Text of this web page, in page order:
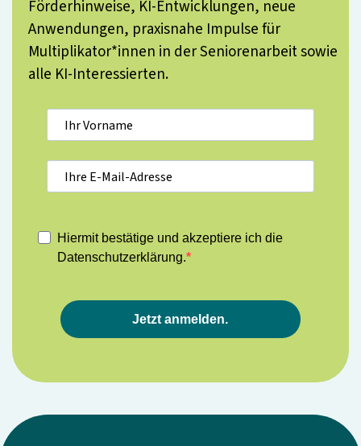
Förderhinweise, KI-Entwicklungen, neue
Anwendungen, praxisnahe Impulse für
Multiplikator*innen in der Seniorenarbeit sowie
alle KI-Interessierten.
Hiermit bestätige und akzeptiere ich die
Datenschutzerklärung.
Jetzt anmelden.